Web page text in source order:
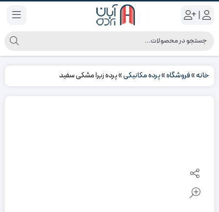
|
خانه»فروشگاه»پرده مکانیکی»پرده زبرا مشکی سفید